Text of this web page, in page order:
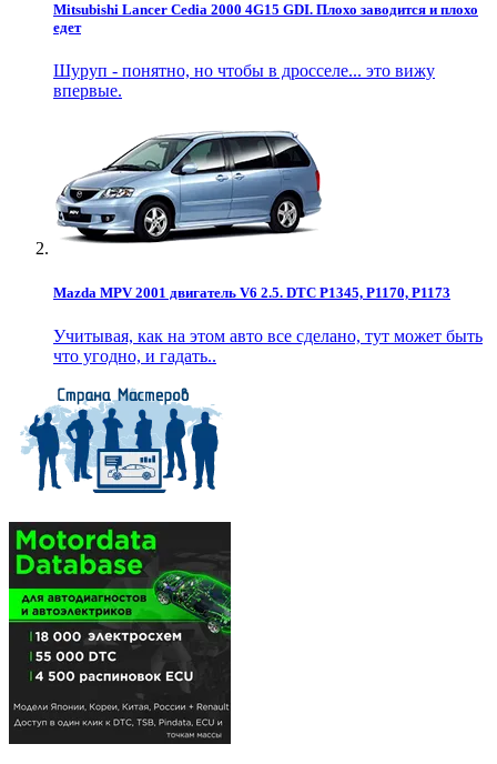
Mitsubishi Lancer Cedia 2000 4G15 GDI. Плохо заводится и плохо
едет
Шуруп - понятно, но чтобы в дросселе... это вижу
впервые.
Mazda MPV 2001 двигатель V6 2.5. DTC P1345, P1170, P1173
Учитывая, как на этом авто все сделано, тут может быть
что угодно, и гадать..